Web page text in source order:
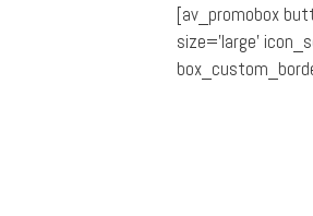
[av_promobox
size=’large’